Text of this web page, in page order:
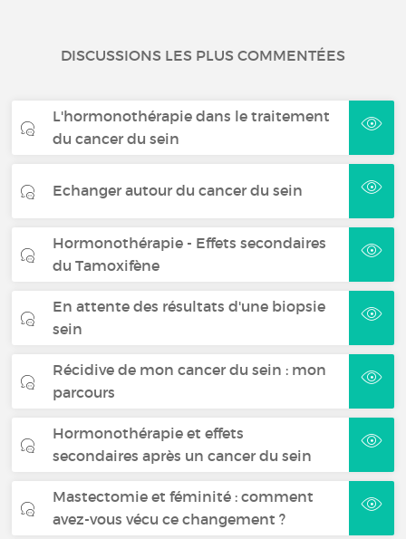
DISCUSSIONS LES PLUS COMMENTÉES
L'hormonothérapie dans le traitement
du cancer du sein
Echanger autour du cancer du sein
Hormonothérapie - Effets secondaires
du Tamoxifène
En attente des résultats d'une biopsie
sein
Récidive de mon cancer du sein : mon
parcours
Hormonothérapie et effets
secondaires après un cancer du sein
Mastectomie et féminité : comment
avez-vous vécu ce changement ?